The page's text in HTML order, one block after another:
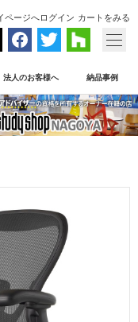
ページへログイン カートをみる
法人のお客様へ 納品事例